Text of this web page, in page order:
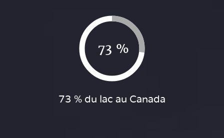
73 %
73 % du lac au Canada